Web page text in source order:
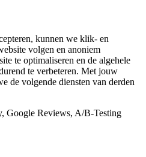
kunnen we klik- en
volgen en anoniem
te optimaliseren en de algehele
te verbeteren. Met jouw
de volgende diensten van derden
Google Reviews, A/B-Testing